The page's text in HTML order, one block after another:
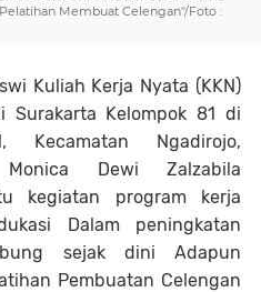
Membuat Celengan"/Foto :
Kuliah Kerja Nyata (KKN)
Surakarta Kelompok 81 di
Kecamatan Ngadirojo,
Dewi Zalzabila
kegiatan program kerja
Dalam peningkatan
sejak dini Adapun
Pembuatan Celengan